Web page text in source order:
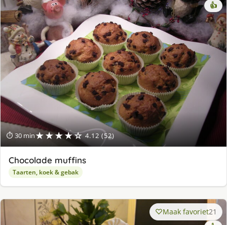
⏱ 30 min★★★★☆ 4.12 (52)
👍
Chocolade muffins
Taarten, koek & gebak
Maak favoriet21